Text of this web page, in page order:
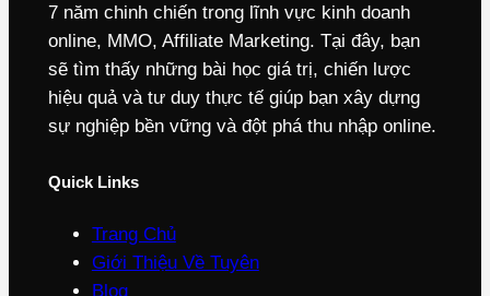
7 năm chinh chiến trong lĩnh vực kinh doanh
online, MMO, Affiliate Marketing. Tại đây, bạn
sẽ tìm thấy những bài học giá trị, chiến lược
hiệu quả và tư duy thực tế giúp bạn xây dựng
sự nghiệp bền vững và đột phá thu nhập online.
Quick Links
Trang Chủ
Giới Thiệu Về Tuyên
Blog